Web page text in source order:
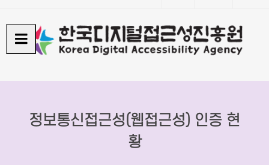
정보통신접근성(웹접근성) 인증 현
황